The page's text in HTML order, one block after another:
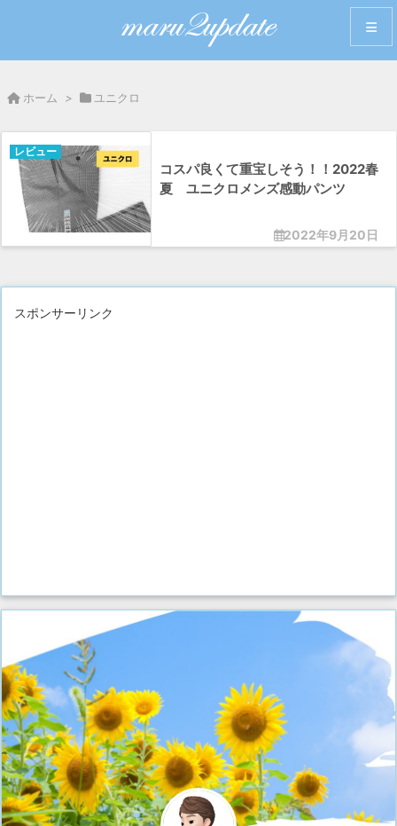
前へ
ホーム > ユニクロ
2022年9月20日
レビュー
コスパ良くて重宝しそう！！2022春
夏 ユニクロメンズ感動パンツ
スポンサーリンク